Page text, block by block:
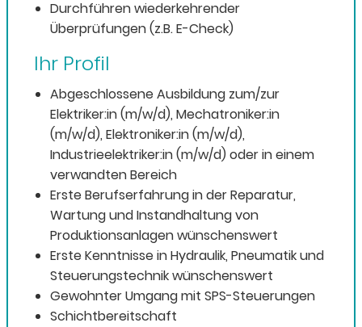
Durchführen wiederkehrender
Überprüfungen (z.B. E-Check)
Ihr Profil
Abgeschlossene Ausbildung zum/zur
Elektriker:in (m/w/d), Mechatroniker:in
(m/w/d), Elektroniker:in (m/w/d),
Industrieelektriker:in (m/w/d) oder in einem
verwandten Bereich
Erste Berufserfahrung in der Reparatur,
Wartung und Instandhaltung von
Produktionsanlagen wünschenswert
Erste Kenntnisse in Hydraulik, Pneumatik und
Steuerungstechnik wünschenswert
Gewohnter Umgang mit SPS-Steuerungen
Schichtbereitschaft